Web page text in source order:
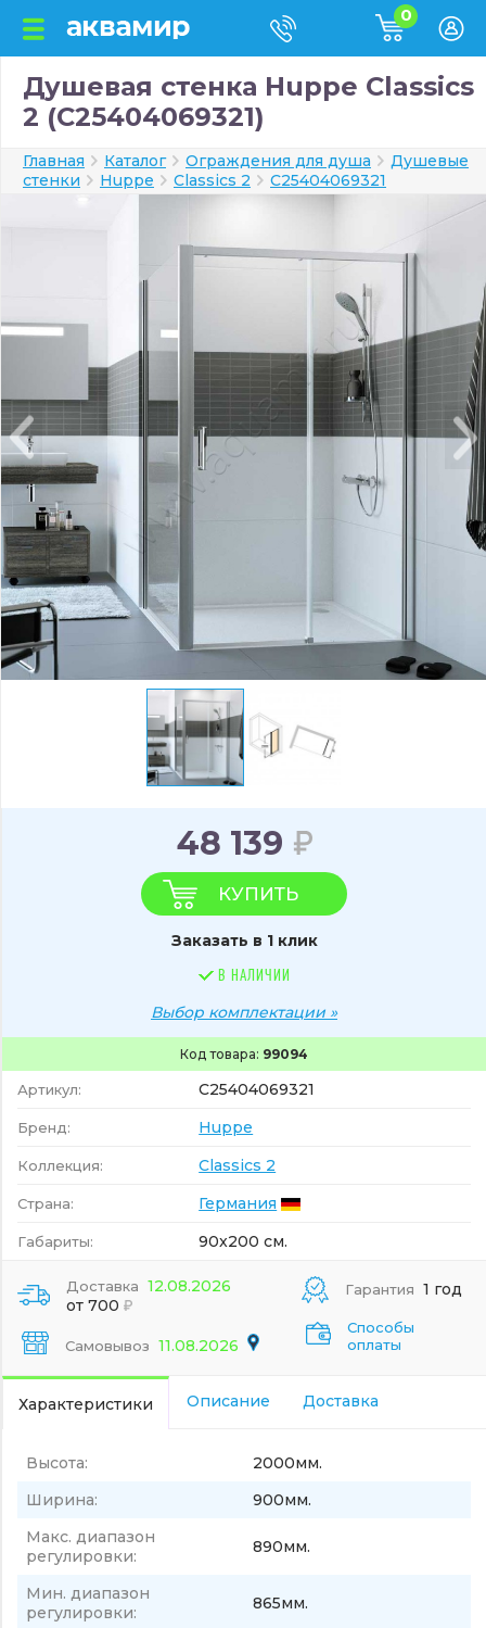
0
Душевая стенка Huppe Classics
2 (C25404069321)
Главная Каталог Ограждения для душа
Душевые
стенки
Huppe Classics 2 C25404069321
Код товара: 99094
Артикул: C25404069321
Бренд: Huppe
Коллекция: Classics 2
Страна: Германия
Габариты: 90x200 см.
48 139
КУПИТЬ
Заказать в 1 клик
В НАЛИЧИИ
Выбор комплектации »
Доставка 12.08.2026
от 700
Самовывоз 11.08.2026
Гарантия 1 год
Способы
оплаты
Характеристики Описание Доставка
Высота:
2000мм.
Ширина:
900мм.
Макс. диапазон
регулировки:
890мм.
Мин. диапазон
регулировки:
865мм.